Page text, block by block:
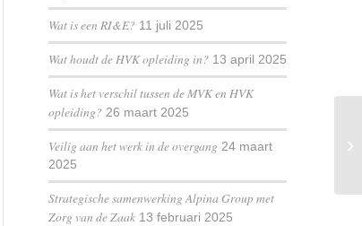
Wat is een RI&E? 11 juli 2025
Wat houdt de HVK opleiding in? 13 april 2025
Wat is het verschil tussen de MVK en HVK
opleiding? 26 maart 2025
Veilig aan het werk in de overgang 24 maart
2025
Strategische samenwerking Alpina Group met
Zorg van de Zaak 13 februari 2025